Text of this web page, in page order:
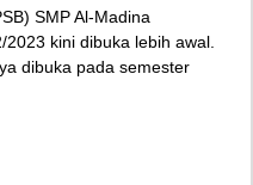
SMP Al-Madina
kini dibuka lebih awal.
dibuka pada semester